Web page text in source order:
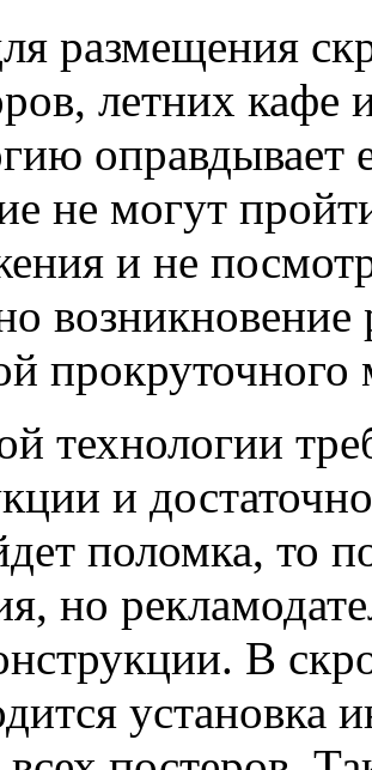
размещения
летних
оправдывает
не могут
и не
возникновение
прокруточного
технологии
и
поломка, то
но
В
установка